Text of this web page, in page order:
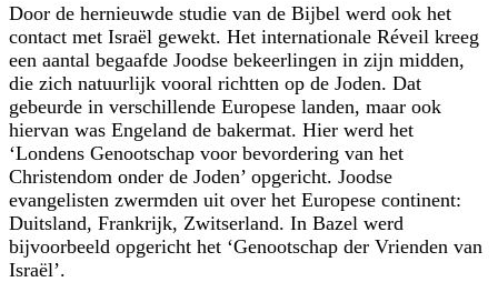
Door de hernieuwde studie van de Bijbel werd ook het
contact met Israël gewekt. Het internationale Réveil kreeg
een aantal begaafde Joodse bekeerlingen in zijn midden,
die zich natuurlijk vooral richtten op de Joden. Dat
gebeurde in verschillende Europese landen, maar ook
hiervan was Engeland de bakermat. Hier werd het
‘Londens Genootschap voor bevordering van het
Christendom onder de Joden’ opgericht. Joodse
evangelisten zwermden uit over het Europese continent:
Duitsland, Frankrijk, Zwitserland. In Bazel werd
bijvoorbeeld opgericht het ‘Genootschap der Vrienden van
Israël’.